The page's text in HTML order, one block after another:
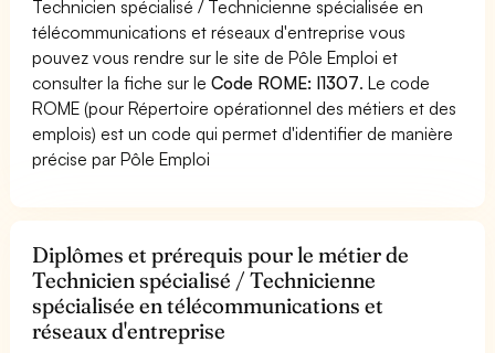
Technicien spécialisé / Technicienne spécialisée en
télécommunications et réseaux d'entreprise vous
pouvez vous rendre sur le site de Pôle Emploi et
consulter la fiche sur leCode ROME: I1307. Le code
ROME (pour Répertoire opérationnel des métiers et des
emplois) est un code qui permet d'identifier de manière
précise par Pôle Emploi
Diplômes et prérequis pour le métier de
Technicien spécialisé / Technicienne
spécialisée en télécommunications et
réseaux d'entreprise